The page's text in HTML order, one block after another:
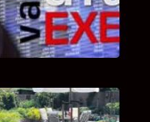
dit programma.
BOEREMA